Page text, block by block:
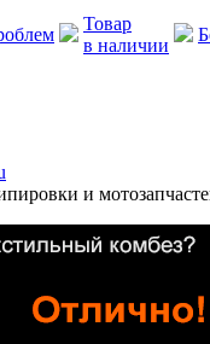
Товар
в наличии
и